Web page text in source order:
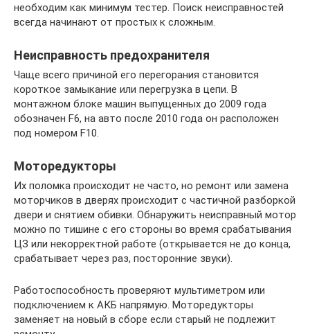
необходим как минимум тестер. Поиск неисправностей
всегда начинают от простых к сложным.
Неисправность предохранителя
Чаще всего причиной его перегорания становится
короткое замыкание или перегрузка в цепи. В
монтажном блоке машин выпущенных до 2009 года
обозначен F6, на авто после 2010 года он расположен
под номером F10.
Моторедукторы
Их поломка происходит не часто, но ремонт или замена
моторчиков в дверях происходит с частичной разборкой
двери и снятием обивки. Обнаружить неисправный мотор
можно по тишине с его стороны во время срабатывания
ЦЗ или некорректной работе (открывается не до конца,
срабатывает через раз, посторонние звуки).
Работоспособность проверяют мультиметром или
подключением к АКБ напрямую. Моторедукторы
заменяет на новый в сборе если старый не подлежит